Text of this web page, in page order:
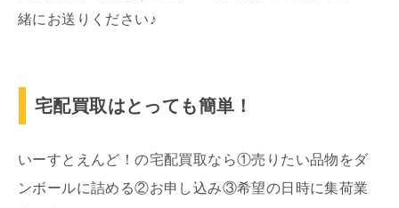
緒にお送りください♪
宅配買取はとっても簡単！
いーすとえんど！の宅配買取なら①売りたい品物をダ
ンボールに詰める②お申し込み③希望の日時に集荷業